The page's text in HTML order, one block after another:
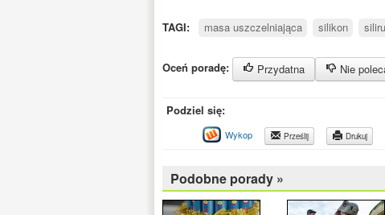
TAGI: masa uszczelniająca silikon
Oceń poradę: Przydatna Nie
Podziel się:
Wykop Prześlij Drukuj
Podobne porady »